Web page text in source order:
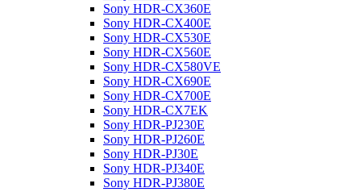
Sony HDR-CX360E
Sony HDR-CX400E
Sony HDR-CX530E
Sony HDR-CX560E
Sony HDR-CX580VE
Sony HDR-CX690E
Sony HDR-CX700E
Sony HDR-CX7EK
Sony HDR-PJ230E
Sony HDR-PJ260E
Sony HDR-PJ30E
Sony HDR-PJ340E
Sony HDR-PJ380E